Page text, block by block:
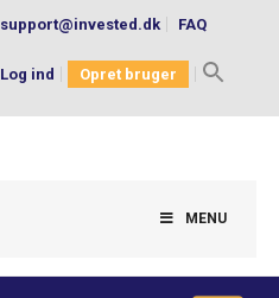
support@invested.dk FAQ
Log ind Opret bruger
Search
MENU